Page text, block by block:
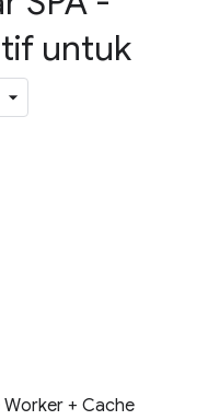
untuk
+ Cache